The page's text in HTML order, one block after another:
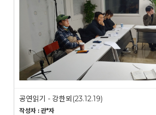
공연읽기 - 강한뫼(23.12.19)
작성자 : 관*자